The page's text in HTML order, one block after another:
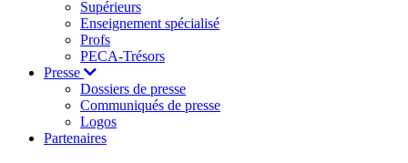
Supérieurs
Enseignement spécialisé
Profs
PECA-Trésors
Presse
Dossiers de presse
Communiqués de presse
Logos
Partenaires